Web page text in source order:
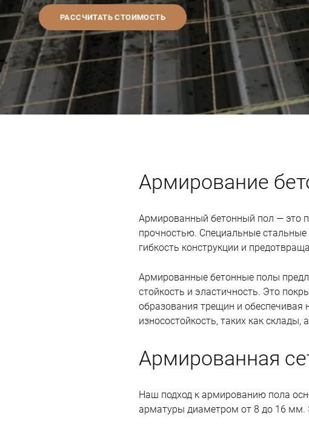
РАССЧИТАТЬ СТОИМОСТЬ
Армирование
Армированный бетонный пол — это
прочностью. Специальные
гибкость конструкции и
Армированные бетонные полы
стойкость и эластичность. Это
образования трещин и обеспечивая
износостойкость, таких как склады,
Армированная
Наш подход к армированию пола
арматуры диаметром от 8 до 16